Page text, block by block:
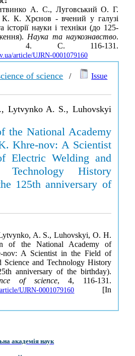
А. С., Луговський О. Г.
К. Хрєнов - вчений у галузі
історії науки і техніки (до 125-
Наука та наукознавство.
С. 116-131.
article/UJRN-0001079160
of science /
Issue
Lytvynko A. S., Luhovskyi
the National Academy
Khre-nov: A Scientist
Electric Welding and
Technology History
125th anniversary of
A. S., Luhovskyi, O. H.
of the National Academy of
nov: A Scientist in the Field of
Science and Technology History
anniversary of the birthday).
of science, 4, 116-131.
UJRN-0001079160 [In
академія наук